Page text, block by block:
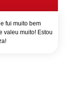
fui muito bem
valeu muito! Estou